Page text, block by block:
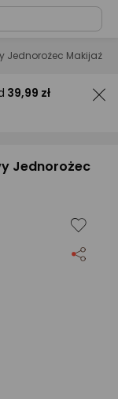
Jednorożec Makijaż
39,99 zł
Jednorożec